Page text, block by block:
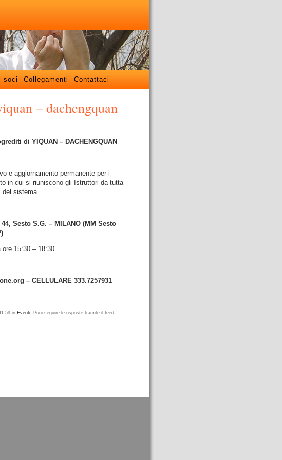
soci Collegamenti Contattaci
– dachengquan
di YIQUAN – DACHENGQUAN
e aggiornamento permanente per i
in cui si riuniscono gli Istruttori da tutta
del sistema.
Sesto S.G. – MILANO (MM Sesto
ore 15:30 – 18:30
– CELLULARE 333.7257931
in Eventi. Puoi seguire le risposte tramite il feed